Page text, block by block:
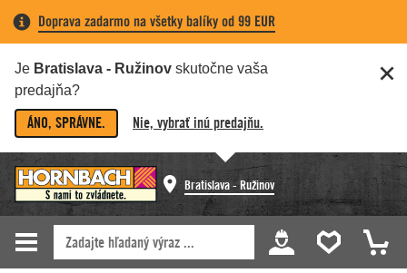
Doprava zadarmo na všetky balíky od 99 EUR
Je Bratislava - Ružinov skutočne vaša
predajňa?
ÁNO, SPRÁVNE. Nie, vybrať inú predajňu.
Bratislava - Ružinov